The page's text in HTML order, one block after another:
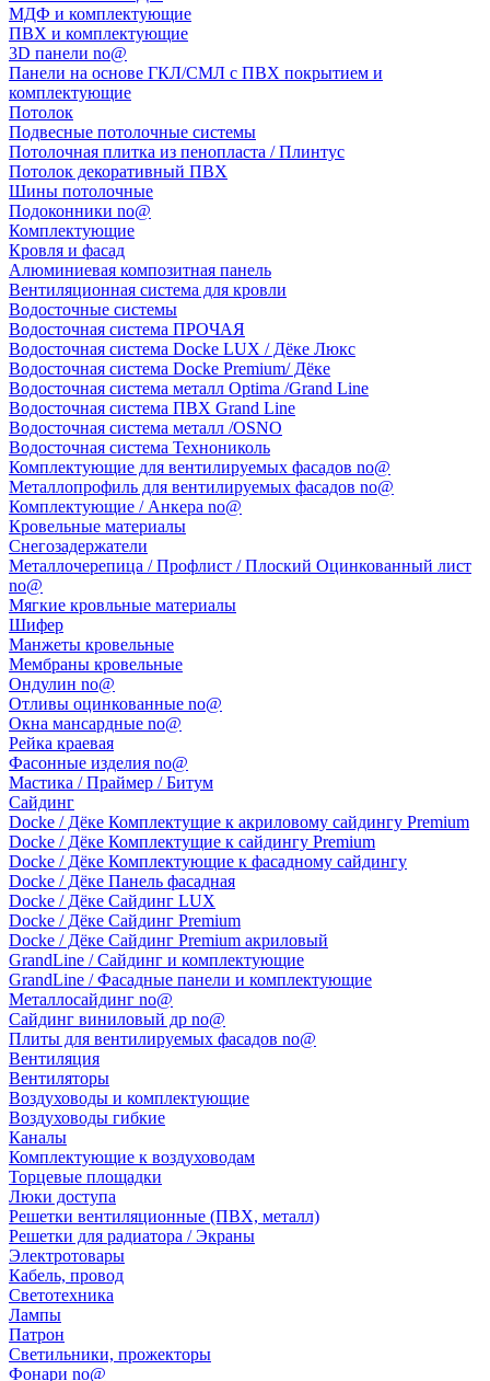
МДФ и комплектующие
ПВХ и комплектующие
3D панели no@
Панели на основе ГКЛ/СМЛ с ПВХ покрытием и
комплектующие
Потолок
Подвесные потолочные системы
Потолочная плитка из пенопласта / Плинтус
Потолок декоративный ПВХ
Шины потолочные
Подоконники no@
Комплектующие
Кровля и фасад
Алюминиевая композитная панель
Вентиляционная система для кровли
Водосточные системы
Водосточная система ПРОЧАЯ
Водосточная система Docke LUX / Дёке Люкс
Водосточная система Docke Premium/ Дёке
Водосточная система металл Optima /Grand Line
Водосточная система ПВХ Grand Line
Водосточная система металл /OSNO
Водосточная система Технониколь
Комплектующие для вентилируемых фасадов no@
Металлопрофиль для вентилируемых фасадов no@
Комплектующие / Анкера no@
Кровельные материалы
Снегозадержатели
Металлочерепица / Профлист / Плоский Оцинкованный лист
no@
Мягкие кровльные материалы
Шифер
Манжеты кровельные
Мембраны кровельные
Ондулин no@
Отливы оцинкованные no@
Окна мансардные no@
Рейка краевая
Фасонные изделия no@
Мастика / Праймер / Битум
Сайдинг
Docke / Дёке Комплектущие к акриловому сайдингу Premium
Docke / Дёке Комплектущие к сайдингу Premium
Docke / Дёке Комплектующие к фасадному сайдингу
Docke / Дёке Панель фасадная
Docke / Дёке Сайдинг LUX
Docke / Дёке Сайдинг Premium
Docke / Дёке Сайдинг Premium акриловый
GrandLine / Сайдинг и комплектующие
GrandLine / Фасадные панели и комплектующие
Металлосайдинг no@
Сайдинг виниловый др no@
Плиты для вентилируемых фасадов no@
Вентиляция
Вентиляторы
Воздуховоды и комплектующие
Воздуховоды гибкие
Каналы
Комплектующие к воздуховодам
Торцевые площадки
Люки доступа
Решетки вентиляционные (ПВХ, металл)
Решетки для радиатора / Экраны
Электротовары
Кабель, провод
Светотехника
Лампы
Патрон
Светильники, прожекторы
Фонари no@